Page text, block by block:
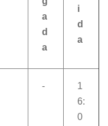
a
d
a
i
d
a
-
1
6:
0